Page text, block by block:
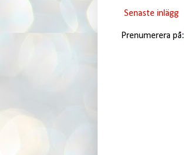
Senaste inlägg
Prenumerera på: